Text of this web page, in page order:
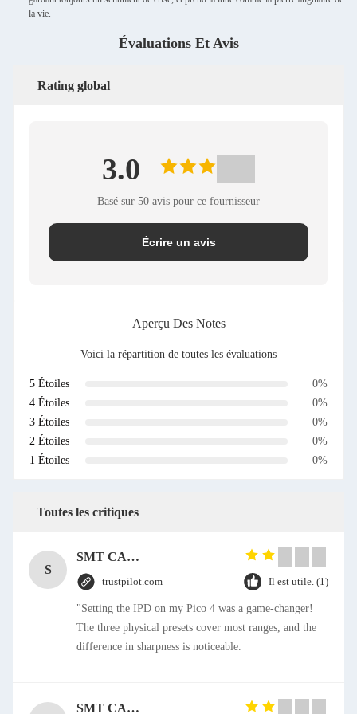
la vie.
Évaluations Et Avis
Rating global
3.0
Basé sur 50 avis pour ce fournisseur
Écrire un avis
Aperçu Des Notes
Voici la répartition de toutes les évaluations
5 Étoiles
0%
4 Étoiles
0%
3 Étoiles
0%
2 Étoiles
0%
1 Étoiles
0%
Toutes les critiques
S
SMT CAP Type Box Header Connector 1.27mm Pitch Gold Flash Contact Plating
trustpilot.com Il est utile. (1)
"Setting the IPD on my Pico 4 was a game-changer!
The three physical presets cover most ranges, and the
difference in sharpness is noticeable.
SMT CAP Type Box Header Connector 1.27mm Pitch Gold Flash Contact Plating